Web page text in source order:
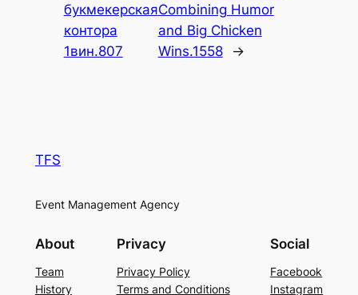
букмекерская
контора
1вин.807
Combining Humor
and Big Chicken
Wins.1558
→
TFS
Event Management Agency
About
Team
History
Privacy
Privacy Policy
Terms and Conditions
Social
Facebook
Instagram